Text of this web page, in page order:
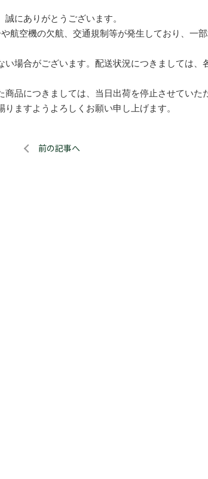
にありがとうございます。
航空機の欠航、交通規制等が発生しており、一
場合がございます。配送状況につきましては、
品につきましては、当日出荷を停止させていた
ますようよろしくお願い申し上げます。
前の記事へ